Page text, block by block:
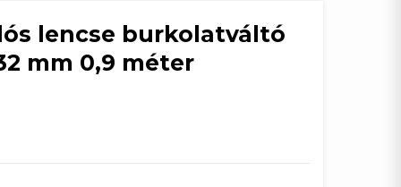
lencse burkolatváltó
mm 0,9 méter